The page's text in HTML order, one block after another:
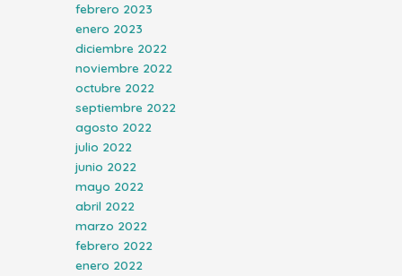
febrero 2023
enero 2023
diciembre 2022
noviembre 2022
octubre 2022
septiembre 2022
agosto 2022
julio 2022
junio 2022
mayo 2022
abril 2022
marzo 2022
febrero 2022
enero 2022